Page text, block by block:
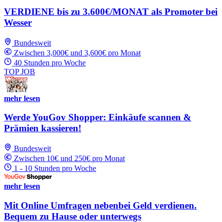
VERDIENE bis zu 3.600€/MONAT als Promoter bei
Wesser
Bundesweit
Zwischen 3,000€ und 3,600€ pro Monat
40 Stunden pro Woche
TOP JOB
mehr lesen
Werde YouGov Shopper: Einkäufe scannen &
Prämien kassieren!
Bundesweit
Zwischen 10€ und 250€ pro Monat
1 - 10 Stunden pro Woche
mehr lesen
Mit Online Umfragen nebenbei Geld verdienen.
Bequem zu Hause oder unterwegs